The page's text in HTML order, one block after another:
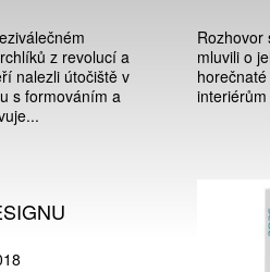
z revolucí a
nalezli útočiště v
s formováním a
Rozhovor
mluvili o